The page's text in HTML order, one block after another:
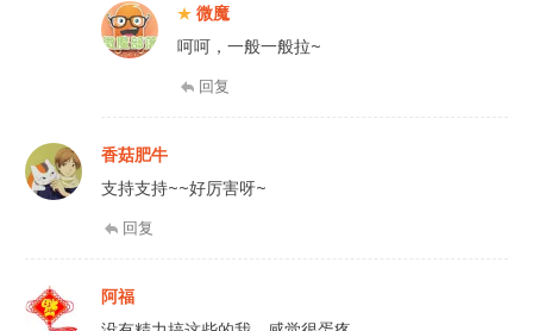
微魔
呵呵，一般一般拉~
回复
香菇肥牛
支持支持~~好厉害呀~
回复
阿福